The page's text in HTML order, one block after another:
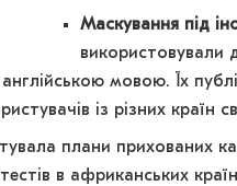
Маскування під
використовували
мовою. Їх
із різних країн
плани прихованих
в африканських